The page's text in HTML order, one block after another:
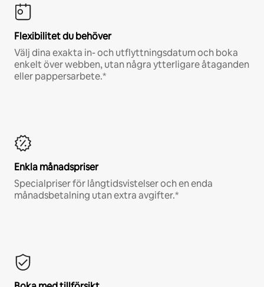
Flexibilitet du behöver
Välj dina exakta in- och utflyttningsdatum och boka
enkelt över webben, utan några ytterligare åtaganden
eller pappersarbete.*
Enkla månadspriser
Specialpriser för långtidsvistelser och en enda
månadsbetalning utan extra avgifter.*